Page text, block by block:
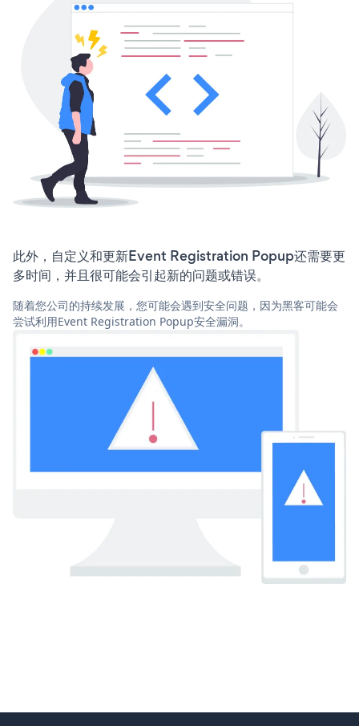
此外，自定义和更新Event Registration Popup还需要更
多时间，并且很可能会引起新的问题或错误。
随着您公司的持续发展，您可能会遇到安全问题，因为黑客可能会
尝试利用Event Registration Popup安全漏洞。